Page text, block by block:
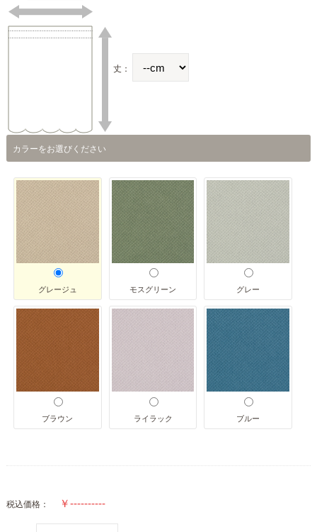
丈：
カラーをお選びください
グレージュ モスグリーン グレー
ブラウン ライラック ブルー
税込価格：